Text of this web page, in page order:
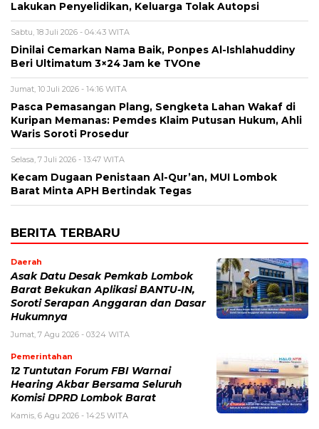
Lakukan Penyelidikan, Keluarga Tolak Autopsi
Sabtu, 18 Juli 2026 - 04:43 WITA
Dinilai Cemarkan Nama Baik, Ponpes Al-Ishlahuddiny
Beri Ultimatum 3×24 Jam ke TVOne
Jumat, 10 Juli 2026 - 14:16 WITA
Pasca Pemasangan Plang, Sengketa Lahan Wakaf di
Kuripan Memanas: Pemdes Klaim Putusan Hukum, Ahli
Waris Soroti Prosedur
Selasa, 7 Juli 2026 - 13:47 WITA
Kecam Dugaan Penistaan Al-Qur’an, MUI Lombok
Barat Minta APH Bertindak Tegas
BERITA TERBARU
Daerah
Asak Datu Desak Pemkab Lombok
Barat Bekukan Aplikasi BANTU-IN,
Soroti Serapan Anggaran dan Dasar
Hukumnya
Jumat, 7 Agu 2026 - 03:24 WITA
Pemerintahan
12 Tuntutan Forum FBI Warnai
Hearing Akbar Bersama Seluruh
Komisi DPRD Lombok Barat
Kamis, 6 Agu 2026 - 14:25 WITA